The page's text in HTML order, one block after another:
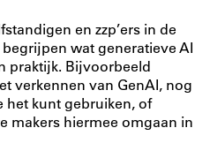
en zzp’ers in de
wat generatieve AI
praktijk. Bijvoorbeeld
verkennen van GenAI, nog
het kunt gebruiken, of
makers hiermee omgaan in